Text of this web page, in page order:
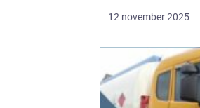
borddækningen
gøre noget
ender i de samme
rutiner. De...
12 november 2025